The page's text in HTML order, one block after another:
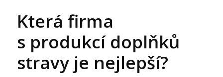
Která firma
s produkcí doplňků
stravy je nejlepší?